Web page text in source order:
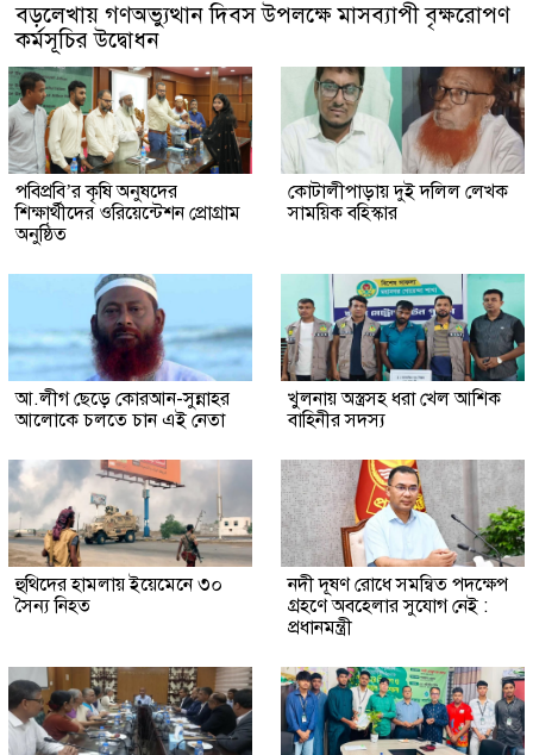
বড়লেখায় গণঅভ্যুত্থান দিবস উপলক্ষে মাসব্যাপী বৃক্ষরোপণ
কর্মসূচির উদ্বোধন
পবিপ্রবি’র কৃষি অনুষদের
শিক্ষার্থীদের ওরিয়েন্টেশন প্রোগ্রাম
অনুষ্ঠিত
কোটালীপাড়ায় দুই দলিল লেখক
সাময়িক বহিস্কার
আ.লীগ ছেড়ে কোরআন-সুন্নাহর
আলোকে চলতে চান এই নেতা
খুলনায় অস্ত্রসহ ধরা খেল আশিক
বাহিনীর সদস্য
হুথিদের হামলায় ইয়েমেনে ৩০
সৈন্য নিহত
নদী দূষণ রোধে সমন্বিত পদক্ষেপ
গ্রহণে অবহেলার সুযোগ নেই :
প্রধানমন্ত্রী